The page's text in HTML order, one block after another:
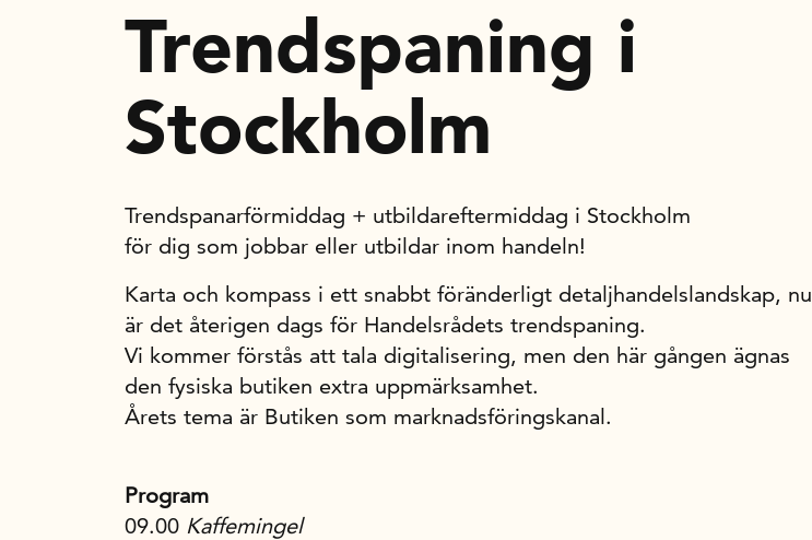
Trendspaning i
Stockholm
Trendspanarförmiddag + utbildareftermiddag i Stockholm
för dig som jobbar eller utbildar inom handeln!
Karta och kompass i ett snabbt föränderligt detaljhandelslandskap, nu
är det återigen dags för Handelsrådets trendspaning.
Vi kommer förstås att tala digitalisering, men den här gången ägnas
den fysiska butiken extra uppmärksamhet.
Årets tema är Butiken som marknadsföringskanal.
Program
09.00 Kaffemingel